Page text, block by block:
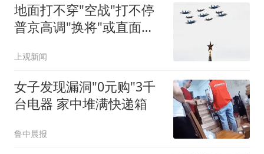
地面打不穿"空战"打不停
普京高调"换将"或直面消
上观新闻
女子发现漏洞"0元购"3千
台电器 家中堆满快递箱
鲁中晨报